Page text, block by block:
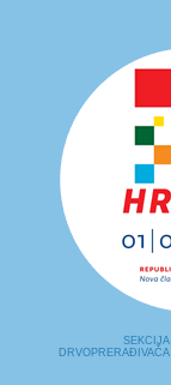
SEKCIJA
DRVOPRERAĐIVAČA